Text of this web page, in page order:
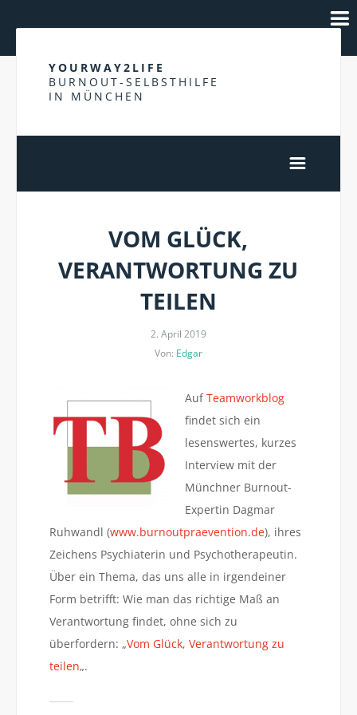
YOURWAY2LIFE
BURNOUT-SELBSTHILFE
IN MÜNCHEN
VOM GLÜCK,
VERANTWORTUNG ZU
TEILEN
2. April 2019
Von: Edgar
AufTeamworkblog
findet sich ein
lesenswertes, kurzes
Interview mit der
Münchner Burnout-
Expertin Dagmar
Ruhwandl (www.burnoutpraevention.de), ihres
Zeichens Psychiaterin und Psychotherapeutin.
Über ein Thema, das uns alle in irgendeiner
Form betrifft: Wie man das richtige Maß an
Verantwortung findet, ohne sich zu
überfordern: „Vom Glück, Verantwortung zu
teilen„.